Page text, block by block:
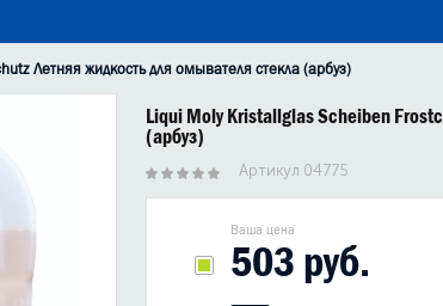
Летняя жидкость для омывателя стекла (арбуз)
Liqui Moly Kristallglas Scheiben
(арбуз)
Артикул 04775
Ваша цена
503 руб.